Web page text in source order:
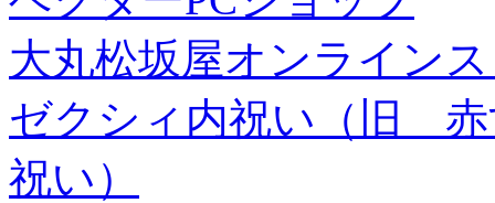
大丸松坂屋オンライン
ゼクシィ内祝い（旧 赤
祝い）